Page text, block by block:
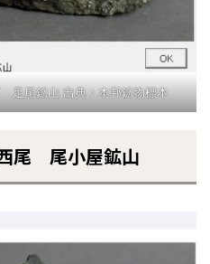
足尾鉱山 出典：本邦鉱物標本
尾 尾小屋鉱山